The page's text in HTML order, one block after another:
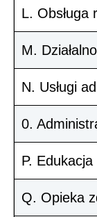
L. Obsługa
M.
N. Usługi
0.
P. Edukacja
Q. Opieka